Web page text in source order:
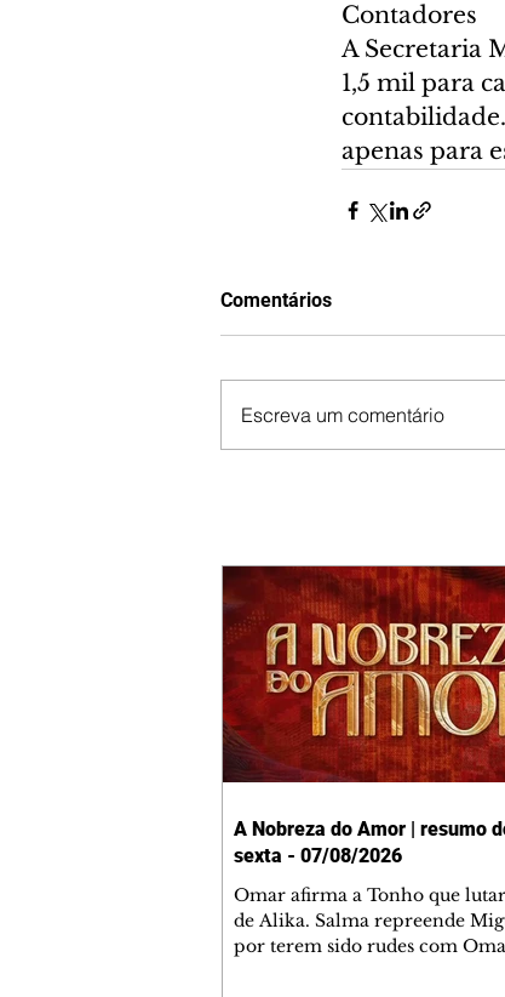
Contadores
A Secretaria
1,5 mil para
apenas para
Comentários
Escreva um comentário
A Nobreza do Amor | resumo
sexta - 07/08/2026
Omar afirma a Tonho que
de Alika. Salma repreende
por terem sido rudes com